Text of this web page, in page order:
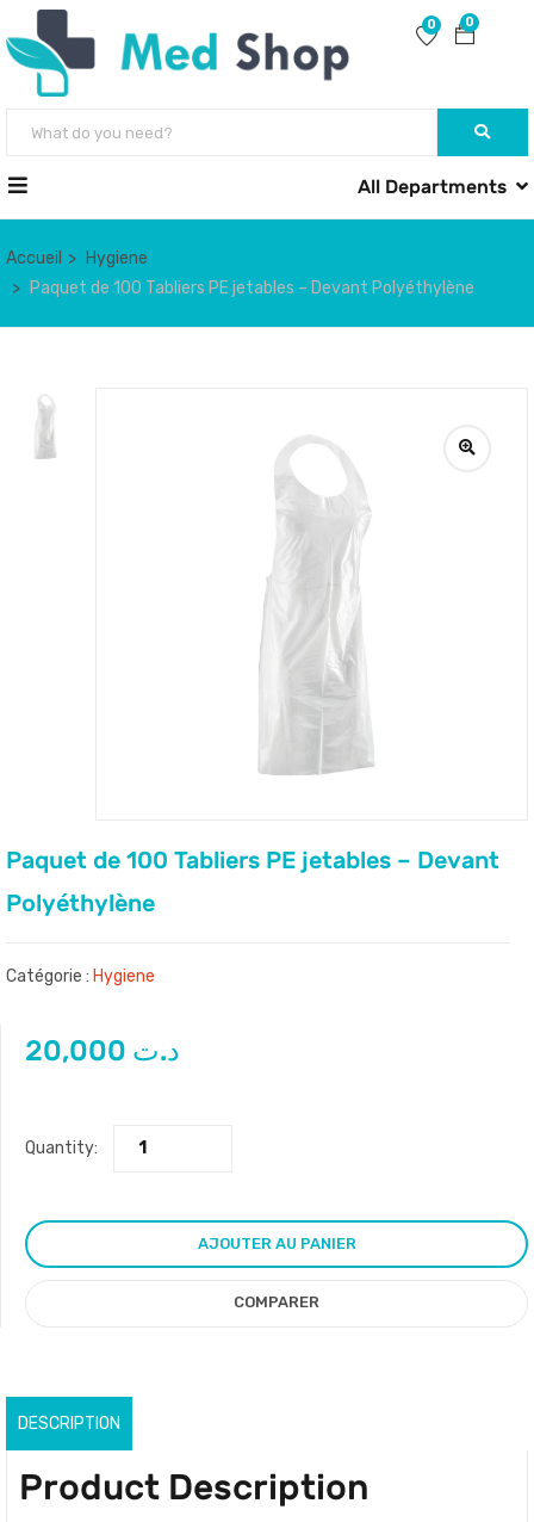
0
0
All Departments
Accueil
Hygiene
Paquet de 100 Tabliers PE jetables – Devant Polyéthylène
Paquet de 100 Tabliers PE jetables – Devant
Polyéthylène
Catégorie : Hygiene
د.ت
Quantity:
AJOUTER AU PANIER
COMPARER
DESCRIPTION
Product Description